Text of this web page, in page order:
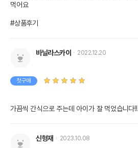
먹어요
#상품후기
바닐라스카이 2022.12.20
첫구매
가끔씩 간식으로 주는데 아이가 잘 먹었습니다!!
신형재 2023.10.08